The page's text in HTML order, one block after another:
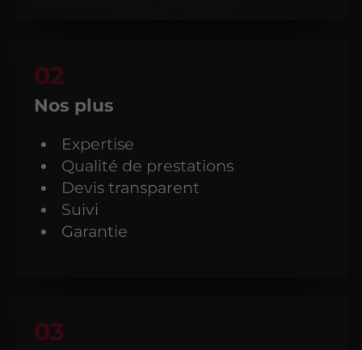
Nos plus
Expertise
Qualité de prestations
Devis transparent
Suivi
Garantie